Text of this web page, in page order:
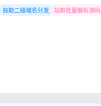
自助二级域名分发 站群批量解析源码